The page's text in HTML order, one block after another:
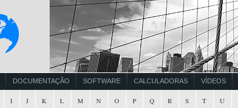
DOCUMENTAÇÃO SOFTWARE CALCULADORAS VÍDEOS
I J K L M N O P Q R S T U